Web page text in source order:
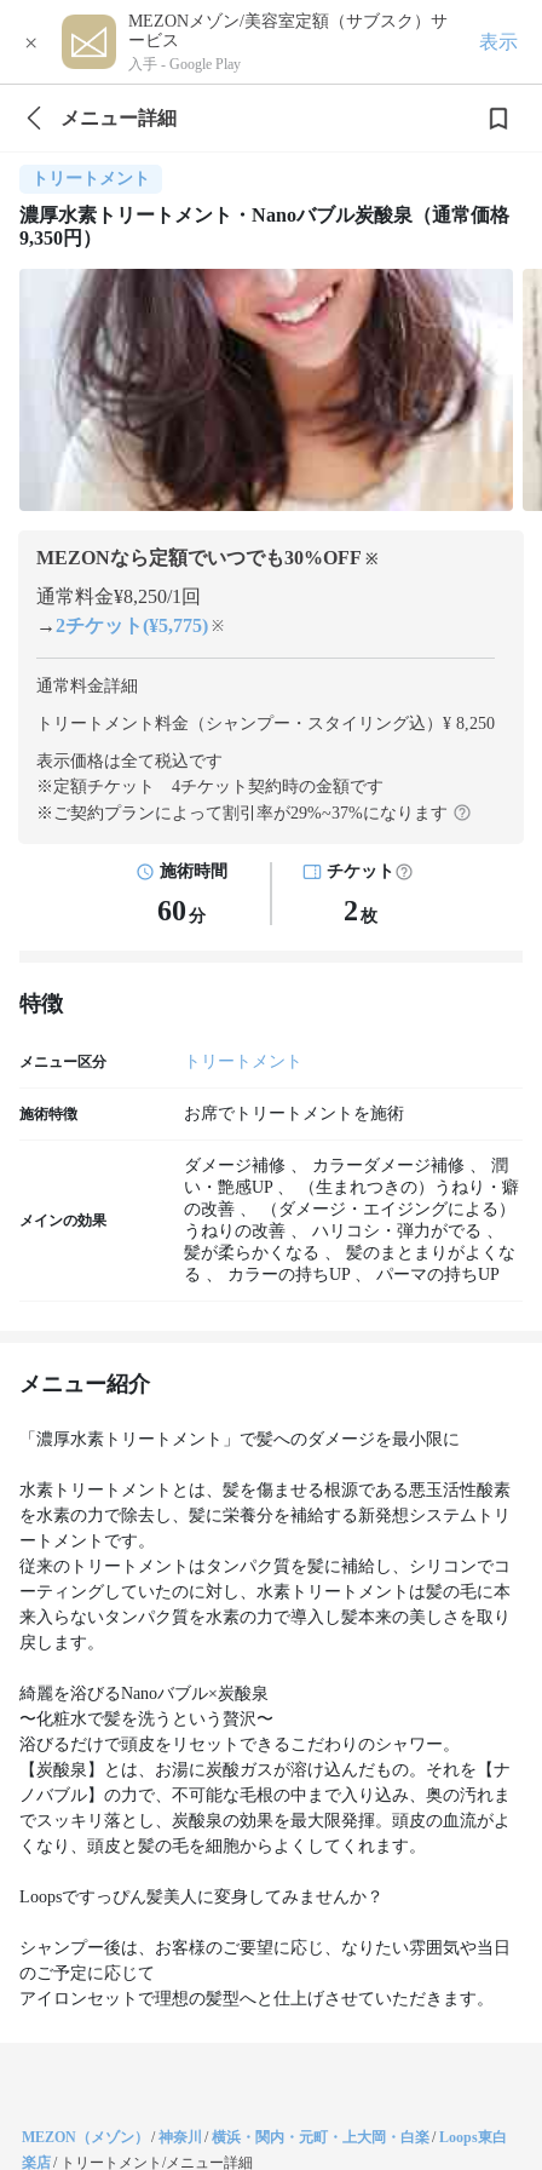
×
MEZONメゾン/美容室定額（サブスク）サ
ービス
入手 - Google Play
表示
メニュー詳細
トリートメント
濃厚水素トリートメント・Nanoバブル炭酸泉（通常価格
9,350円）
MEZONなら定額でいつでも30%OFF ※
通常料金¥8,250/1回
→2チケット(¥5,775) ※
通常料金詳細
トリートメント料金（シャンプー・スタイリング込）¥ 8,250
表示価格は全て税込です
※定額チケット 4チケット契約時の金額です
※ご契約プランによって割引率が29%~37%になります
施術時間
60 分
チケット
2 枚
特徴
メニュー区分 トリートメント
施術特徴 お席でトリートメントを施術
メインの効果
ダメージ補修 、 カラーダメージ補修 、
潤
い・艶感UP 、
（生まれつきの）うねり・癖
の改善 、
（ダメージ・エイジングによる）
うねりの改善 、 ハリコシ・弾力がでる 、
髪が柔らかくなる 、
髪のまとまりがよくな
る 、 カラーの持ちUP 、 パーマの持ちUP
メニュー紹介
「濃厚水素トリートメント」で髪へのダメージを最小限に
水素トリートメントとは、髪を傷ませる根源である悪玉活性酸素
を水素の力で除去し、髪に栄養分を補給する新発想システムトリ
ートメントです。
従来のトリートメントはタンパク質を髪に補給し、シリコンでコ
ーティングしていたのに対し、水素トリートメントは髪の毛に本
来入らないタンパク質を水素の力で導入し髪本来の美しさを取り
戻します。
綺麗を浴びるNanoバブル×炭酸泉
〜化粧水で髪を洗うという贅沢〜
浴びるだけで頭皮をリセットできるこだわりのシャワー。
【炭酸泉】とは、お湯に炭酸ガスが溶け込んだもの。それを【ナ
ノバブル】の力で、不可能な毛根の中まで入り込み、奥の汚れま
でスッキリ落とし、炭酸泉の効果を最大限発揮。頭皮の血流がよ
くなり、頭皮と髪の毛を細胞からよくしてくれます。
Loopsですっぴん髪美人に変身してみませんか？
シャンプー後は、お客様のご要望に応じ、なりたい雰囲気や当日
のご予定に応じて
MEZON（メゾン） /神奈川 /横浜・関内・元町・上大岡・白楽/Loops東白
楽店/ トリートメント/メニュー詳細